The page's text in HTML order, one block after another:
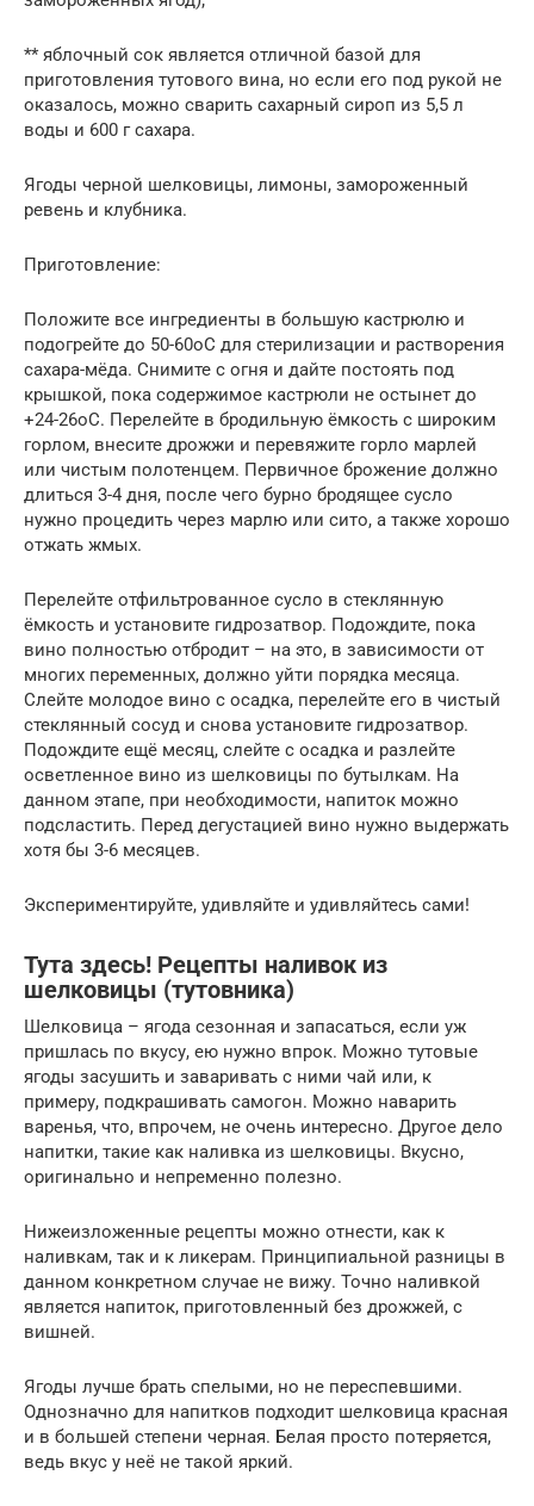
** яблочный сок является отличной базой для
приготовления тутового вина, но если его под рукой не
оказалось, можно сварить сахарный сироп из 5,5 л
воды и 600 г сахара.
Ягоды черной шелковицы, лимоны, замороженный
ревень и клубника.
Приготовление:
Положите все ингредиенты в большую кастрюлю и
подогрейте до 50-60оС для стерилизации и растворения
сахара-мёда. Снимите с огня и дайте постоять под
крышкой, пока содержимое кастрюли не остынет до
+24-26оС. Перелейте в бродильную ёмкость с широким
горлом, внесите дрожжи и перевяжите горло марлей
или чистым полотенцем. Первичное брожение должно
длиться 3-4 дня, после чего бурно бродящее сусло
нужно процедить через марлю или сито, а также хорошо
отжать жмых.
Перелейте отфильтрованное сусло в стеклянную
ёмкость и установите гидрозатвор. Подождите, пока
вино полностью отбродит – на это, в зависимости от
многих переменных, должно уйти порядка месяца.
Слейте молодое вино с осадка, перелейте его в чистый
стеклянный сосуд и снова установите гидрозатвор.
Подождите ещё месяц, слейте с осадка и разлейте
осветленное вино из шелковицы по бутылкам. На
данном этапе, при необходимости, напиток можно
подсластить. Перед дегустацией вино нужно выдержать
хотя бы 3-6 месяцев.
Экспериментируйте, удивляйте и удивляйтесь сами!
Тута здесь! Рецепты наливок из
шелковицы (тутовника)
Шелковица – ягода сезонная и запасаться, если уж
пришлась по вкусу, ею нужно впрок. Можно тутовые
ягоды засушить и заваривать с ними чай или, к
примеру, подкрашивать самогон. Можно наварить
варенья, что, впрочем, не очень интересно. Другое дело
напитки, такие как наливка из шелковицы. Вкусно,
оригинально и непременно полезно.
Нижеизложенные рецепты можно отнести, как к
наливкам, так и к ликерам. Принципиальной разницы в
данном конкретном случае не вижу. Точно наливкой
является напиток, приготовленный без дрожжей, с
вишней.
Ягоды лучше брать спелыми, но не переспевшими.
Однозначно для напитков подходит шелковица красная
и в большей степени черная. Белая просто потеряется,
ведь вкус у неё не такой яркий.